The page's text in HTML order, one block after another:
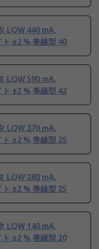
LQW 440 mA,
±2 % 巻線型 40
LQW 590 mA,
±2 % 巻線型 42
LQW 370 mA,
±2 % 巻線型 25
LQW 280 mA,
±2 % 巻線型 25
LQW 140 mA,
±2 % 巻線型 20